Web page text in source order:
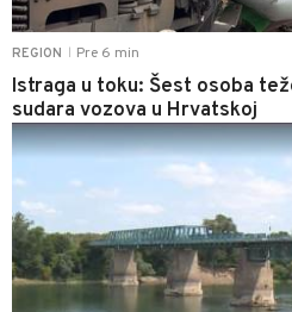
REGION Pre 6 min
Istraga u toku: Šest osoba
sudara vozova u Hrvatskoj